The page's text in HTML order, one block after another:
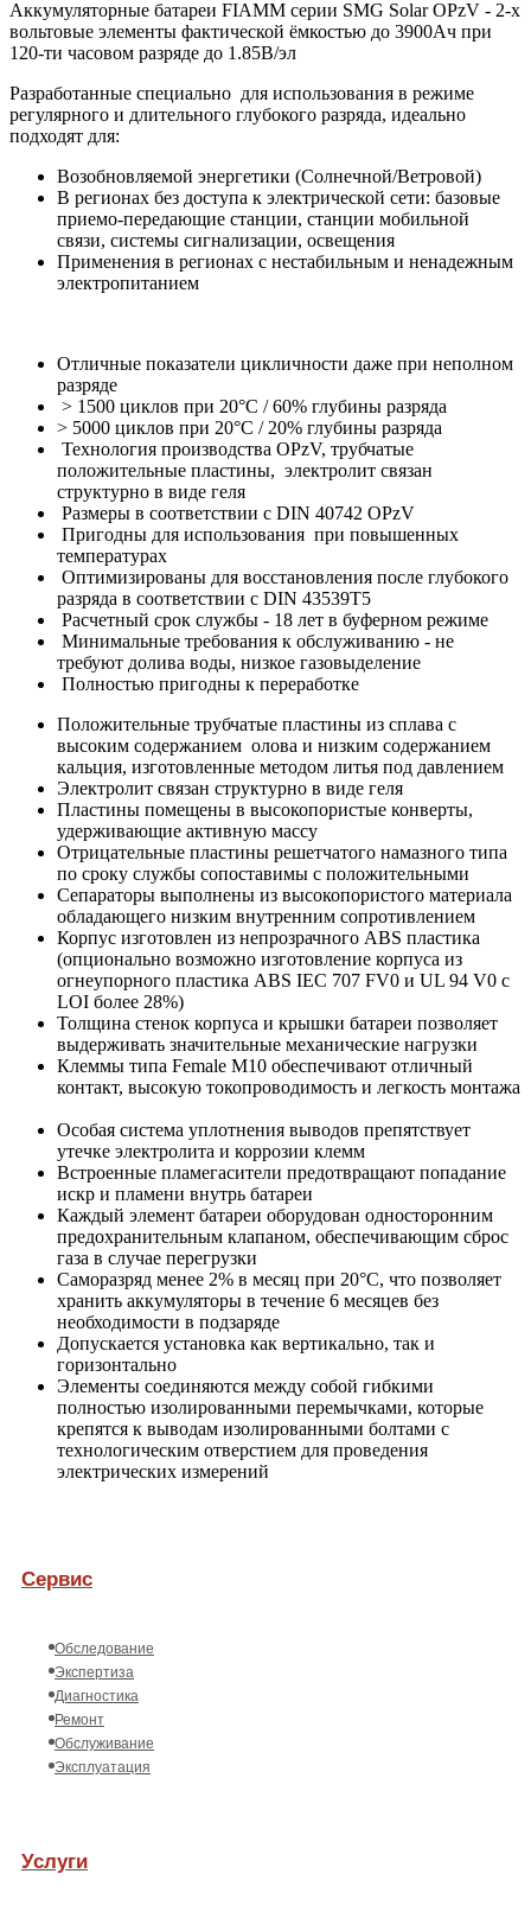
Аккумуляторные батареи FIAMM серии SMG Solar OPzV - 2-х
вольтовые элементы фактической ёмкостью до 3900Ач при
120-ти часовом разряде до 1.85В/эл
Разработанные специально для использования в режиме
регулярного и длительного глубокого разряда, идеально
подходят для:
Возобновляемой энергетики (Солнечной/Ветровой)
В регионах без доступа к электрической сети: базовые
приемо-передающие станции, станции мобильной
связи, системы сигнализации, освещения
Применения в регионах с нестабильным и ненадежным
электропитанием
Отличные показатели цикличности даже при неполном
разряде
> 1500 циклов при 20°С / 60% глубины разряда
> 5000 циклов при 20°С / 20% глубины разряда
Технология производства OPzV, трубчатые
положительные пластины, электролит связан
структурно в виде геля
Размеры в соответствии с DIN 40742 OPzV
Пригодны для использования при повышенных
температурах
Оптимизированы для восстановления после глубокого
разряда в соответствии с DIN 43539T5
Расчетный срок службы - 18 лет в буферном режиме
Минимальные требования к обслуживанию - не
требуют долива воды, низкое газовыделение
Полностью пригодны к переработке
Положительные трубчатые пластины из сплава с
высоким содержанием олова и низким содержанием
кальция, изготовленные методом литья под давлением
Электролит связан структурно в виде геля
Пластины помещены в высокопористые конверты,
удерживающие активную массу
Отрицательные пластины решетчатого намазного типа
по сроку службы сопоставимы с положительными
Сепараторы выполнены из высокопористого материала
обладающего низким внутренним сопротивлением
Корпус изготовлен из непрозрачного ABS пластика
(опционально возможно изготовление корпуса из
огнеупорного пластика ABS IEC 707 FV0 и UL 94 V0 с
LOI более 28%)
Толщина стенок корпуса и крышки батареи позволяет
выдерживать значительные механические нагрузки
Клеммы типа Female М10 обеспечивают отличный
контакт, высокую токопроводимость и легкость монтажа
Особая система уплотнения выводов препятствует
утечке электролита и коррозии клемм
Встроенные пламегасители предотвращают попадание
искр и пламени внутрь батареи
Каждый элемент батареи оборудован односторонним
предохранительным клапаном, обеспечивающим сброс
газа в случае перегрузки
Саморазряд менее 2% в месяц при 20°С, что позволяет
хранить аккумуляторы в течение 6 месяцев без
необходимости в подзаряде
Допускается установка как вертикально, так и
горизонтально
Элементы соединяются между собой гибкими
полностью изолированными перемычками, которые
крепятся к выводам изолированными болтами с
технологическим отверстием для проведения
электрических измерений
Сервис
Обследование
Экспертиза
Диагностика
Ремонт
Обслуживание
Эксплуатация
Услуги